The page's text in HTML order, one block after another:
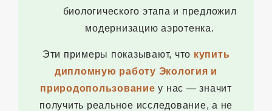
биологического этапа и предложил
модернизацию аэротенка.
Эти примеры показывают, что купить
дипломную работу Экология и
природопользование у нас — значит
получить реальное исследование, а не